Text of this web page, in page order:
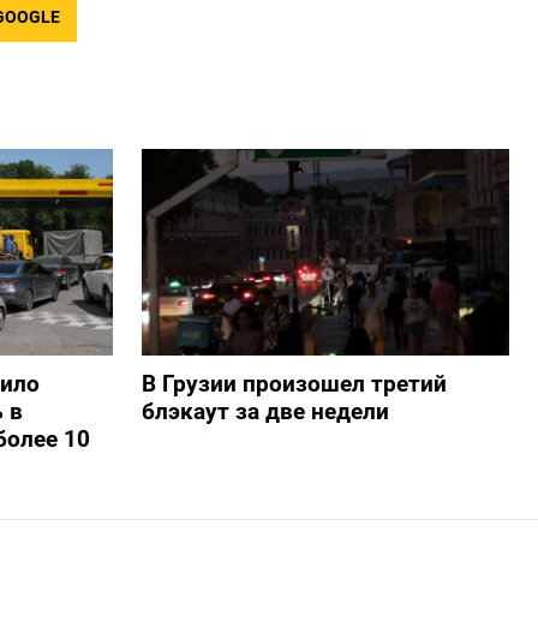
в
10
В Грузии произошел третий
блэкаут за две недели